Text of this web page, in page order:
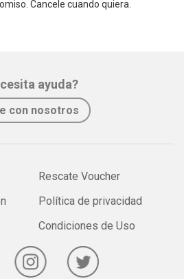
Cancele cuando quiera.
ayuda?
con nosotros
Rescate Voucher
Política de privacidad
Condiciones de Uso